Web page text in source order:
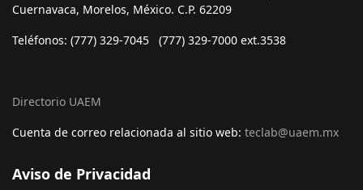
Cuernavaca, Morelos, México. C.P. 62209
Teléfonos: (777) 329-7045 (777) 329-7000 ext.3538
Directorio UAEM
Cuenta de correo relacionada al sitio web: teclab@uaem.mx
Aviso de Privacidad